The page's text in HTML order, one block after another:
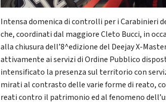
Intensa domenica di controlli per i Carabinieri
che, coordinati dal maggiore Cleto Bucci, in
alla chiusura dell’8^edizione del Deejay X-
attivamente ai servizi di Ordine Pubblico
intensificato la presenza sul territorio con
mirati al contrasto delle varie forme di reato,
reati contro il patrimonio ed al fenomeno